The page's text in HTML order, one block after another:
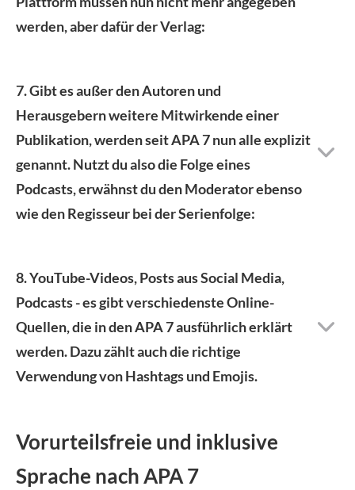
werden, aber dafür der Verlag:
7. Gibt es außer den Autoren und
Herausgebern weitere Mitwirkende einer
Publikation, werden seit APA 7 nun alle explizit
genannt. Nutzt du also die Folge eines
Podcasts, erwähnst du den Moderator ebenso
wie den Regisseur bei der Serienfolge:
8. YouTube-Videos, Posts aus Social Media,
Podcasts - es gibt verschiedenste Online-
Quellen, die in den APA 7 ausführlich erklärt
werden. Dazu zählt auch die richtige
Verwendung von Hashtags und Emojis.
Vorurteilsfreie und inklusive
Sprache nach APA 7